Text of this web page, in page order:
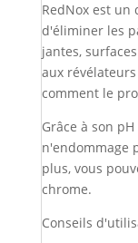
RedNox est
d'éliminer les
jantes,
aux
comment le
Grâce à son
n'endommage
plus, vous
chrome.
Conseils